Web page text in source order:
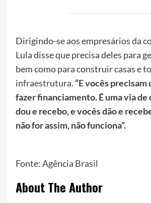
Dirigindo-se aos empresários da
Lula disse que precisa deles para
bem como para construir casas e
infraestrutura. “E vocês precisam
fazer financiamento. É uma via de
dou e recebo, e vocês dão e
não for assim, não funciona”.
Fonte:Agência Brasil
About The Author